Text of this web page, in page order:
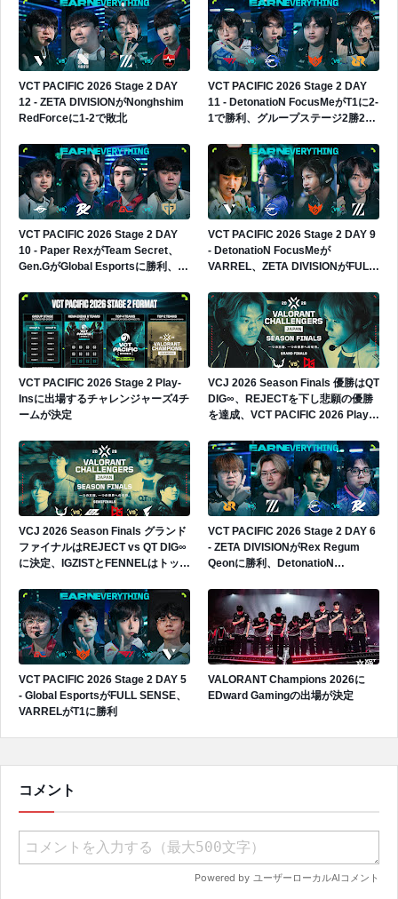
VCT PACIFIC 2026 Stage 2 DAY
12 - ZETA DIVISIONがNonghshim
RedForceに1-2で敗北
VCT PACIFIC 2026 Stage 2 DAY
11 - DetonatioN FocusMeがT1に2-
1で勝利、グループステージ2勝2敗
VCT PACIFIC 2026 Stage 2 DAY
10 - Paper RexがTeam Secret、
Gen.GがGlobal Esportsに勝利、
VCT PACIFIC 2026 Stage 2 DAY 9
- DetonatioN FocusMeが
VARREL、ZETA DIVISIONがFULL
VCT PACIFIC 2026 Stage 2 Play-
Insに出場するチャレンジャーズ4チ
ームが決定
VCJ 2026 Season Finals 優勝はQT
DIG∞、REJECTを下し悲願の優勝
を達成、VCT PACIFIC 2026 Play-
VCJ 2026 Season Finals グランド
ファイナルはREJECT vs QT DIG∞
に決定、IGZISTとFENNELはトップ
VCT PACIFIC 2026 Stage 2 DAY 6
- ZETA DIVISIONがRex Regum
Qeonに勝利、DetonatioN
VCT PACIFIC 2026 Stage 2 DAY 5
- Global EsportsがFULL SENSE、
VARRELがT1に勝利
VALORANT Champions 2026に
EDward Gamingの出場が決定
コメント